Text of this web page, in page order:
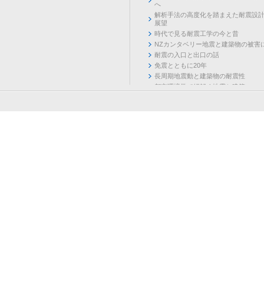
へ
解析手法の高度化を踏まえた耐震設
展望
時代で見る耐震工学の今と昔
NZカンタベリー地震と建築物の被害
耐震の入口と出口の話
免震とともに20年
長周期地震動と建築物の耐震性
都市環境学で紐解く地震と建築